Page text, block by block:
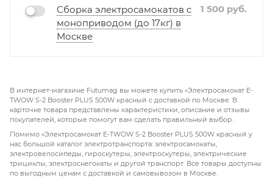
Сборка электросамокатов с
моноприводом (до 17кг) в
Москве
1 500 руб.
В интернет-магазине Futumag вы можете купить «Электросамокат E-
TWOW S-2 Booster PLUS 500W красный с доставкой по Москве. В
карточке товара представлены характеристики, описание и отзывы
покупателей, которые помогут вам сделать правильный выбор.
Помимо «Электросамокат E-TWOW S-2 Booster PLUS 500W красный у
нас большой каталог электротранспорта: электросамокаты,
электровелосипеды, гироскутеры, электроскутеры, электрические
трициклы, электроснегокаты и другой транспорт. Все товары доступны
по выгодным ценам с доставкой и самовывозом в Москве.